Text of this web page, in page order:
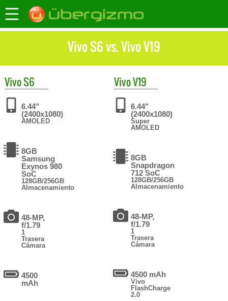
Vivo S6 vs. Vivo V19
VivoS6
6.44"
(2400x1080)
AMOLED
8GB
Samsung
Exynos 980
SoC
128GB/256GB
Almacenamiento
48-MP,
f/1.79
1
Trasera
Cámara
4500
mAh
VivoV19
6.44"
(2400x1080)
Super
AMOLED
8GB
Snapdragon
712 SoC
128GB/256GB
Almacenamiento
48-MP,
f/1.79
1
Trasera
Cámara
4500 mAh
Vivo
FlashCharge
2.0